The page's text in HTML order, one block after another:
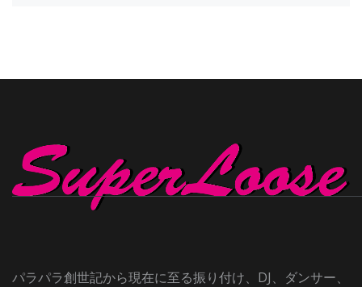
パラパラ創世記から現在に至る振り付け、DJ、ダンサー、